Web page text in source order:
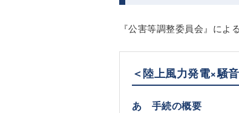
『公害等調整委員会』によ
＜陸上風力発電×騒
あ 手続の概要